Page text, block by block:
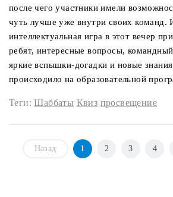
после чего участники имели
чуть лучше уже внутри своих команд.
интеллектуальная игра в этот вечер
ребят, интересные вопросы,
яркие вспышки-догадки и новые
происходило на образовательной
Теги:Шаббаты Квиз просвещение
Назад 1 2 3 4